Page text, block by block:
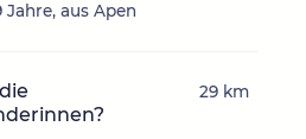
Jahre, aus Apen
29 km